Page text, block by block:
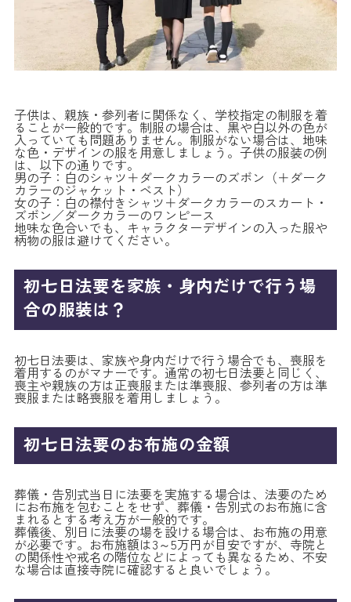
子供は、親族・参列者に関係なく、学校指定の制服を着
ることが一般的です。制服の場合は、黒や白以外の色が
入っていても問題ありません。制服がない場合は、地味
な色・デザインの服を用意しましょう。子供の服装の例
は、以下の通りです。
男の子：白のシャツ＋ダークカラーのズボン（＋ダーク
カラーのジャケット・ベスト）
女の子：白の襟付きシャツ＋ダークカラーのスカート・
ズボン／ダークカラーのワンピース
地味な色合いでも、キャラクターデザインの入った服や
柄物の服は避けてください。
初七日法要を家族・身内だけで行う場
合の服装は？
初七日法要は、家族や身内だけで行う場合でも、喪服を
着用するのがマナーです。通常の初七日法要と同じく、
喪主や親族の方は正喪服または準喪服、参列者の方は準
喪服または略喪服を着用しましょう。
初七日法要のお布施の金額
葬儀・告別式当日に法要を実施する場合は、法要のため
にお布施を包むことをせず、葬儀・告別式のお布施に含
まれるとする考え方が一般的です。
葬儀後、別日に法要の場を設ける場合は、お布施の用意
が必要です。お布施額は3～5万円が目安ですが、寺院と
の関係性や戒名の階位などによっても異なるため、不安
な場合は直接寺院に確認すると良いでしょう。